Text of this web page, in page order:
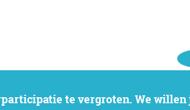
te vergroten. We